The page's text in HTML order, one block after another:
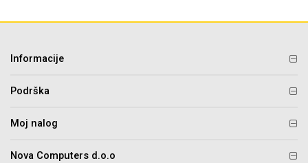
Informacije
Podrška
Moj nalog
Nova Computers d.o.o